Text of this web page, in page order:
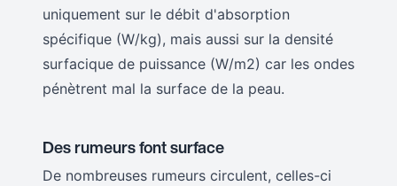
uniquement sur le débit d'absorption
spécifique (W/kg), mais aussi sur la densité
surfacique de puissance (W/m2) car les ondes
pénètrent mal la surface de la peau.
Des rumeurs font surface
De nombreuses rumeurs circulent, celles-ci